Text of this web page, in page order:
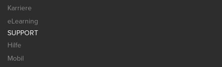
Karriere
eLearning
SUPPORT
Hilfe
Mobil